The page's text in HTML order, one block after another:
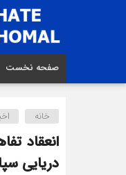
صفحه نخست
خانه
انعقاد
دریایی